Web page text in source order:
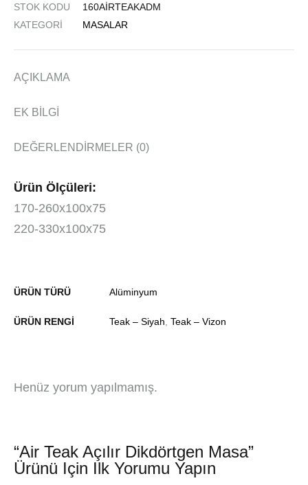
STOK KODU
160AIRTEAKADM
KATEGORI
MASALAR
AÇIKLAMA
EK BILGI
DEĞERLENDIRMELER (0)
Ürün Ölçüleri:
170-260x100x75
220-330x100x75
ÜRÜN TÜRÜ Alüminyum
ÜRÜN RENGI Teak – Siyah Teak – Vizon
Henüz yorum yapılmamış.
“Air Teak Açılır Dikdörtgen Masa”
Ürünü Için Ilk Yorumu Yapın